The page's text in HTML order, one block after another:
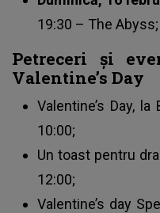
19:30 – The Abyss;
Petreceri și
Valentine’s Day
Valentine’s Day,
10:00;
Un toast pentru
12:00;
Valentine’s day